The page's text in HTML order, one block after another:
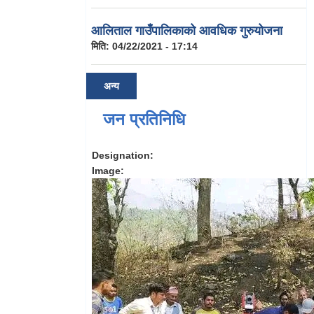
आलिताल गाउँपालिकाको आवधिक गुरुयोजना
मिति: 04/22/2021 - 17:14
अन्य
जन प्रतिनिधि
Designation:
Image: